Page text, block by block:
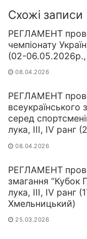
Схожі записи
РЕГЛАМЕНТ
чемпіонату
(02-06.05.2026р.,
08.04.2026
РЕГЛАМЕНТ
всеукраїнського
серед
лука, ІІІ, IV
08.04.2026
РЕГЛАМЕНТ
змагання “Кубок
лука, ІІІ, IV ранг
Хмельницький)
25.03.2026